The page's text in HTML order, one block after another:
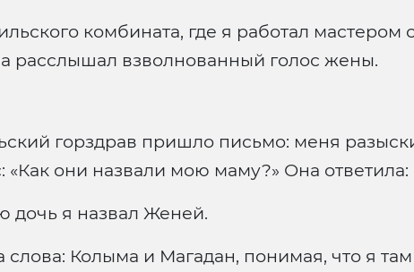
комбината, где я работал
расслышал взволнованный голос жены.
горздрав пришло письмо: меня
«Как они назвали мою маму?» Она ответила:
дочь я назвал Женей.
Колыма и Магадан, понимая, что я